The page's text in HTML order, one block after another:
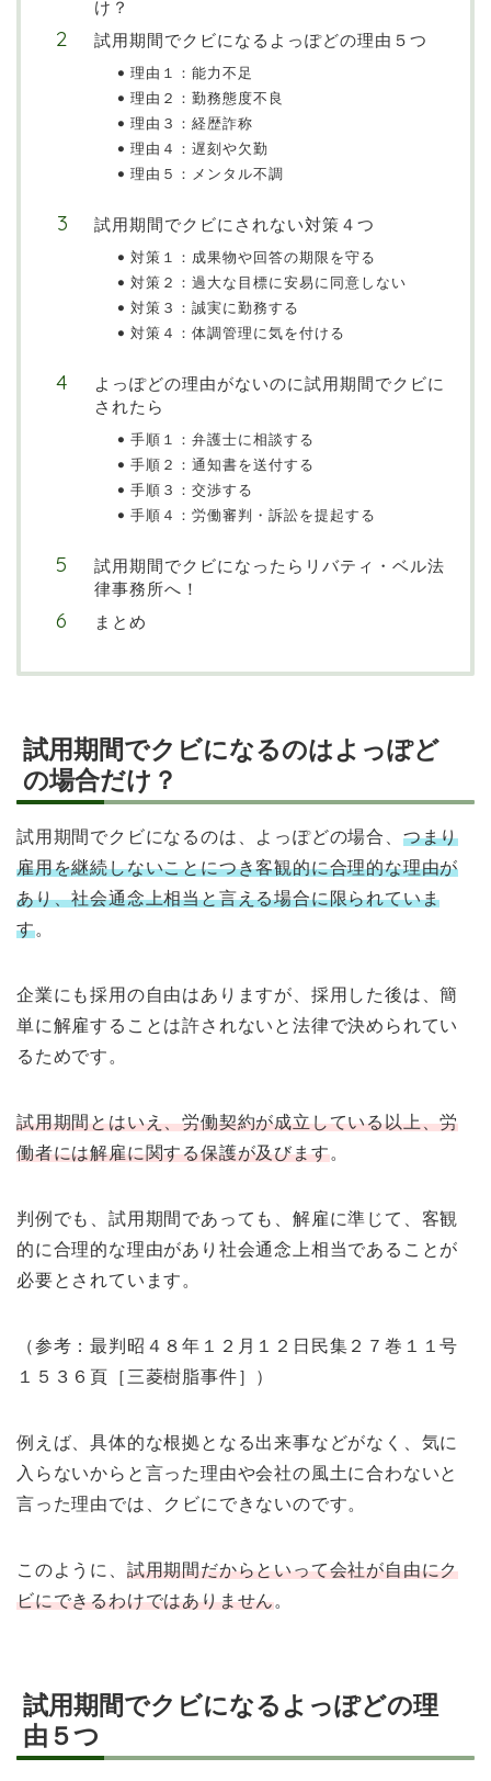
け？
試用期間でクビになるよっぽどの理由５つ
理由１：能力不足
理由２：勤務態度不良
理由３：経歴詐称
理由４：遅刻や欠勤
理由５：メンタル不調
試用期間でクビにされない対策４つ
対策１：成果物や回答の期限を守る
対策２：過大な目標に安易に同意しない
対策３：誠実に勤務する
対策４：体調管理に気を付ける
よっぽどの理由がないのに試用期間でクビに
されたら
手順１：弁護士に相談する
手順２：通知書を送付する
手順３：交渉する
手順４：労働審判・訴訟を提起する
試用期間でクビになったらリバティ・ベル法
律事務所へ！
まとめ
試用期間でクビになるのはよっぽど
の場合だけ？
試用期間でクビになるのは、よっぽどの場合、 つまり
雇用を継続しないことにつき客観的に合理的な理由が
あり、社会通念上相当と言える場合に限られていま
す。
企業にも採用の自由はありますが、採用した後は、簡
単に解雇することは許されないと法律で決められてい
るためです。
試用期間とはいえ、労働契約が成立している以上、労
働者には解雇に関する保護が及びます。
判例でも、試用期間であっても、解雇に準じて、客観
的に合理的な理由があり社会通念上相当であることが
必要とされています。
（参考：最判昭４８年１２月１２日民集２７巻１１号
１５３６頁［三菱樹脂事件］）
例えば、具体的な根拠となる出来事などがなく、気に
入らないからと言った理由や会社の風土に合わないと
言った理由では、クビにできないのです。
このように、 試用期間だからといって会社が自由にク
ビにできるわけではありません。
試用期間でクビになるよっぽどの理
由５つ